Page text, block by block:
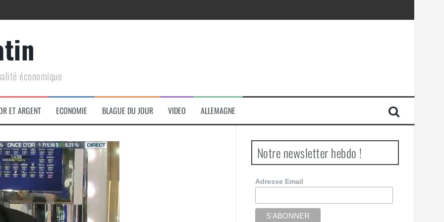
de conquête géopolitique massive
économique
ET ARGENT ECONOMIE BLAGUE DU JOUR VIDEO ALLEMAGNE
Notre newsletter hebdo !
Adresse Email